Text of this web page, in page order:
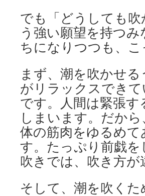
でも「どうしても
う強い願望を持つ
ちになりつつも、
まず、潮を吹かせ
がリラックスでき
です。人間は緊張
しまいます。だか
体の筋肉をゆるめ
す。たっぷり前戯
吹きでは、吹き方が
そして、潮を吹く